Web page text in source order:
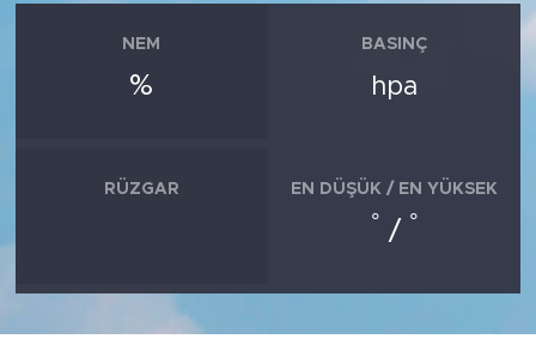
NEM
%
BASINÇ
hpa
RÜZGAR EN DÜŞÜK / EN YÜKSEK
° / °